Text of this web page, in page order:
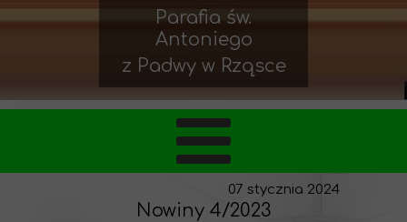
07 stycznia 2024
Nowiny 4/2023
Parafia św.
Antoniego
z Padwy w Rząsce